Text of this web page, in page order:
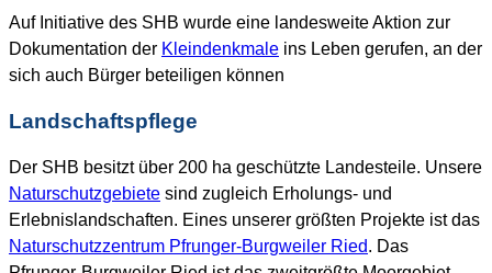
Auf Initiative des SHB wurde eine landesweite Aktion zur
Dokumentation der Kleindenkmale ins Leben gerufen, an der
sich auch Bürger beteiligen können
Landschaftspflege
Der SHB besitzt über 200 ha geschützte Landesteile. Unsere
Naturschutzgebiete sind zugleich Erholungs- und
Erlebnislandschaften. Eines unserer größten Projekte ist das
Naturschutzzentrum Pfrunger-Burgweiler Ried. Das